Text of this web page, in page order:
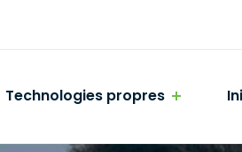
Technologies propres